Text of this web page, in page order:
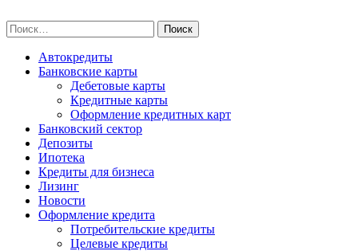
to
content
Найти:
Автокредиты
Банковские карты
Дебетовые карты
Кредитные карты
Оформление кредитных карт
Банковский сектор
Депозиты
Ипотека
Кредиты для бизнеса
Лизинг
Новости
Оформление кредита
Потребительские кредиты
Целевые кредиты